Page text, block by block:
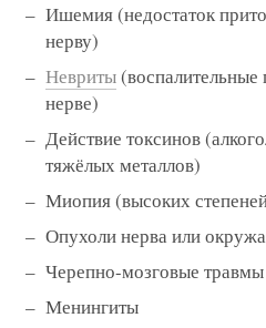
Ишемия (недостаток
нерву)
Невриты
нерве)
Действие токсинов
тяжёлых металлов)
Миопия (высоких
Опухоли нерва или
Черепно-мозговые травмы
Менингиты